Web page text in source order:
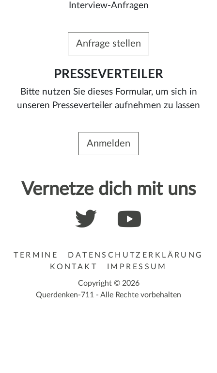
Interview-Anfragen
Anfrage stellen
PRESSEVERTEILER
Bitte nutzen Sie dieses Formular, um sich in
unseren Presseverteiler aufnehmen zu lassen
Anmelden
Vernetze dich mit uns
TERMINE
DATENSCHUTZERKLÄRUNG
KONTAKT
IMPRESSUM
Copyright © 2026
Querdenken-711 - Alle Rechte vorbehalten